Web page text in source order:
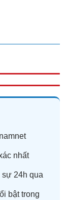
nhất
sự 24h qua
bật trong